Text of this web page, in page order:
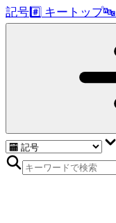
記号#️⃣ キートップ🔤